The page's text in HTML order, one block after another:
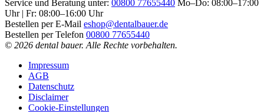
Service und Beratung unter: 00800 77655440 Mo–Do: 08:00–17:00
Uhr | Fr: 08:00–16:00 Uhr
Bestellen per E-Mail eshop@dentalbauer.de
Bestellen per Telefon 00800 77655440
© 2026 dental bauer. Alle Rechte vorbehalten.
Impressum
AGB
Datenschutz
Disclaimer
Cookie-Einstellungen